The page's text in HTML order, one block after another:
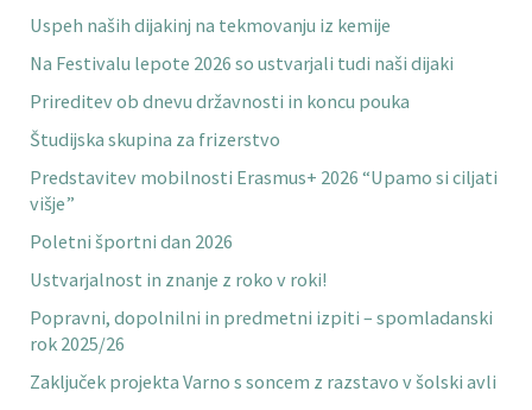
Uspeh naših dijakinj na tekmovanju iz kemije
Na Festivalu lepote 2026 so ustvarjali tudi naši dijaki
Prireditev ob dnevu državnosti in koncu pouka
Študijska skupina za frizerstvo
Predstavitev mobilnosti Erasmus+ 2026 “Upamo si ciljati
višje”
Poletni športni dan 2026
Ustvarjalnost in znanje z roko v roki!
Popravni, dopolnilni in predmetni izpiti – spomladanski
rok 2025/26
Zaključek projekta Varno s soncem z razstavo v šolski avli